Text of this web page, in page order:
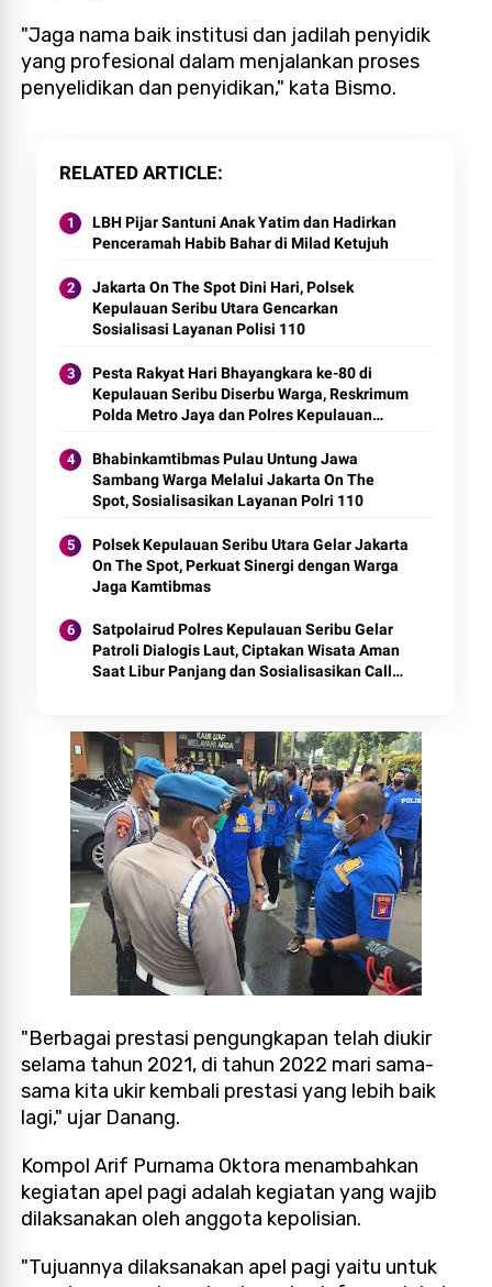
"Jaga nama baik institusi dan jadilah penyidik
yang profesional dalam menjalankan proses
penyelidikan dan penyidikan," kata Bismo.
RELATED ARTICLE
LBH Pijar Santuni Anak Yatim dan Hadirkan
Penceramah Habib Bahar di Milad Ketujuh
Jakarta On The Spot Dini Hari, Polsek
Kepulauan Seribu Utara Gencarkan
Sosialisasi Layanan Polisi 110
Pesta Rakyat Hari Bhayangkara ke-80 di
Kepulauan Seribu Diserbu Warga, Reskrimum
Polda Metro Jaya dan Polres Kepulauan
Bhabinkamtibmas Pulau Untung Jawa
Sambang Warga Melalui Jakarta On The
Spot, Sosialisasikan Layanan Polri 110
Polsek Kepulauan Seribu Utara Gelar Jakarta
On The Spot, Perkuat Sinergi dengan Warga
Jaga Kamtibmas
Satpolairud Polres Kepulauan Seribu Gelar
Patroli Dialogis Laut, Ciptakan Wisata Aman
Saat Libur Panjang dan Sosialisasikan Call
"Berbagai prestasi pengungkapan telah diukir
selama tahun 2021, di tahun 2022 mari sama-
sama kita ukir kembali prestasi yang lebih baik
lagi," ujar Danang.
Kompol Arif Purnama Oktora menambahkan
kegiatan apel pagi adalah kegiatan yang wajib
dilaksanakan oleh anggota kepolisian.
"Tujuannya dilaksanakan apel pagi yaitu untuk